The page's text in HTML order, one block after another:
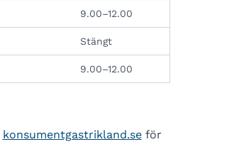
9.00–12.00
Stängt
9.00–12.00
konsumentgastrikland.seför